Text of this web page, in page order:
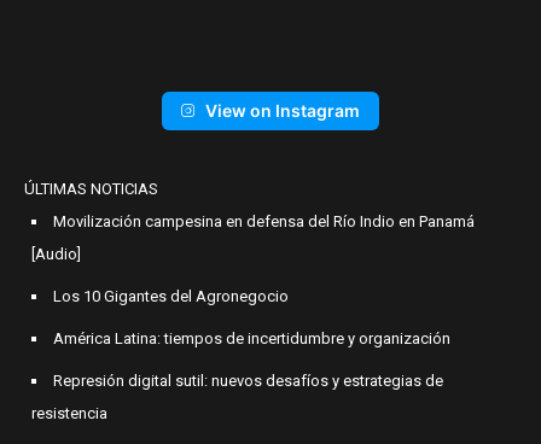
View on Instagram
ÚLTIMAS NOTICIAS
Movilización campesina en defensa del Río Indio en Panamá
[Audio]
Los 10 Gigantes del Agronegocio
América Latina: tiempos de incertidumbre y organización
Represión digital sutil: nuevos desafíos y estrategias de
resistencia